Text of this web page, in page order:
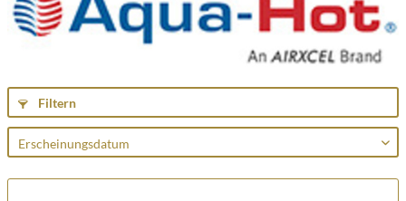
Filtern